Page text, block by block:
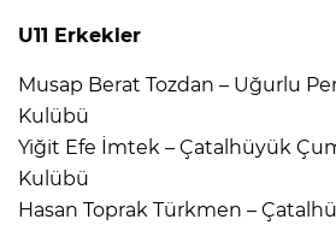
U11 Erkekler
Musap Berat Tozdan – Uğurlu
Kulübü
Yiğit Efe İmtek – Çatalhüyük
Kulübü
Hasan Toprak Türkmen –